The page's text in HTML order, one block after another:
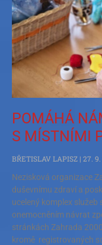
POMÁHÁ
S MÍSTNÍMI
BŘETISLAV LAPISZ 27.
Nezisková organizace
duševnímu zdraví a
ucelený komplex
onemocněním návrat
stránkách Zahrada
kromě registrovaných